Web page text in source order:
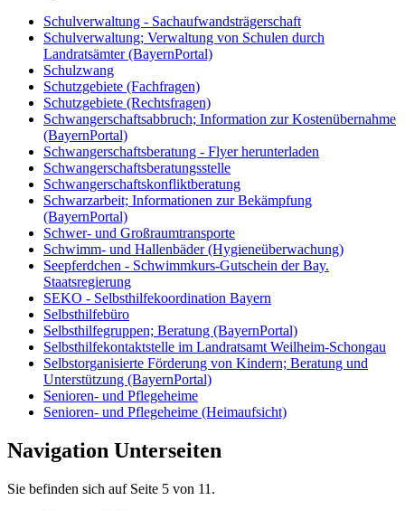
Schulverwaltung - Sachaufwandsträgerschaft
Schulverwaltung; Verwaltung von Schulen durch
Landratsämter (BayernPortal)
Schulzwang
Schutzgebiete (Fachfragen)
Schutzgebiete (Rechtsfragen)
Schwangerschaftsabbruch; Information zur Kostenübernahme
(BayernPortal)
Schwangerschaftsberatung - Flyer herunterladen
Schwangerschaftsberatungsstelle
Schwangerschaftskonfliktberatung
Schwarzarbeit; Informationen zur Bekämpfung
(BayernPortal)
Schwer- und Großraumtransporte
Schwimm- und Hallenbäder (Hygieneüberwachung)
Seepferdchen - Schwimmkurs-Gutschein der Bay.
Staatsregierung
SEKO - Selbsthilfekoordination Bayern
Selbsthilfebüro
Selbsthilfegruppen; Beratung (BayernPortal)
Selbsthilfekontaktstelle im Landratsamt Weilheim-Schongau
Selbstorganisierte Förderung von Kindern; Beratung und
Unterstützung (BayernPortal)
Senioren- und Pflegeheime
Senioren- und Pflegeheime (Heimaufsicht)
Navigation Unterseiten
Sie befinden sich auf Seite 5 von 11.